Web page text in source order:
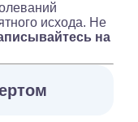
исхода. Не
на